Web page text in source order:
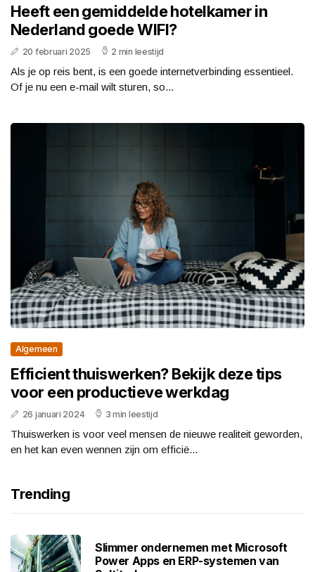
Heeft een gemiddelde hotelkamer in
Nederland goede WIFI?
20 februari 2025 2 min leestijd
Als je op reis bent, is een goede internetverbinding essentieel.
Of je nu een e-mail wilt sturen, so...
Algemeen
Efficient thuiswerken? Bekijk deze tips
voor een productieve werkdag
26 januari 2024 3 min leestijd
Thuiswerken is voor veel mensen de nieuwe realiteit geworden,
en het kan even wennen zijn om efficië...
Trending
Slimmer ondernemen met Microsoft
Power Apps en ERP-systemen van